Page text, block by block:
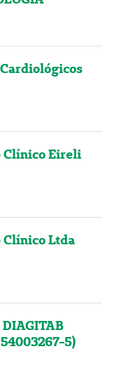
Clínico Eireli
Clínico Ltda
DIAGITAB
5)